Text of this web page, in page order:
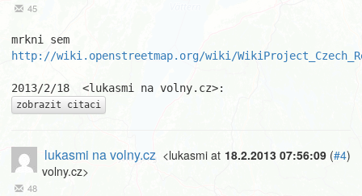
45
http://wiki.openstreetmap.org/wiki/WikiProject_Czech_Republic/
zobrazit citaci
18.2.2013 07:56:09 (#4)
lukasmi na volny.cz <lukasmi at
volny.cz>
48